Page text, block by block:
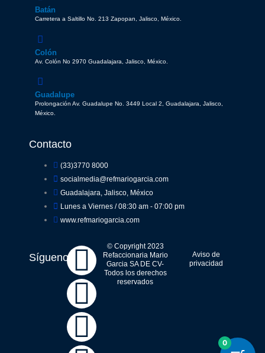
Batán
Carretera a Saltillo No. 213 Zapopan, Jalisco, México.
Colón
Av. Colón No 2970 Guadalajara, Jalisco, México.
Guadalupe
Prolongación Av. Guadalupe No. 3449 Local 2, Guadalajara, Jalisco,
México.
Contacto
(33)3770 8000
socialmedia@refmariogarcia.com
Guadalajara, Jalisco, México
Lunes a Viernes / 08:30 am - 07:00 pm
www.refmariogarcia.com
Síguenos
F
a
c
Y
o
u
W
h
a
I
n
s
© Copyright 2023
Refaccionaria Mario
Garcia SA DE CV-
Todos los derechos
reservados
Aviso de
privacidad
0